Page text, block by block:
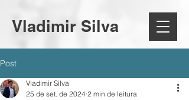
Vladimir Silva
Post
Vladimir Silva
25 de set. de 2024 2 min de leitura